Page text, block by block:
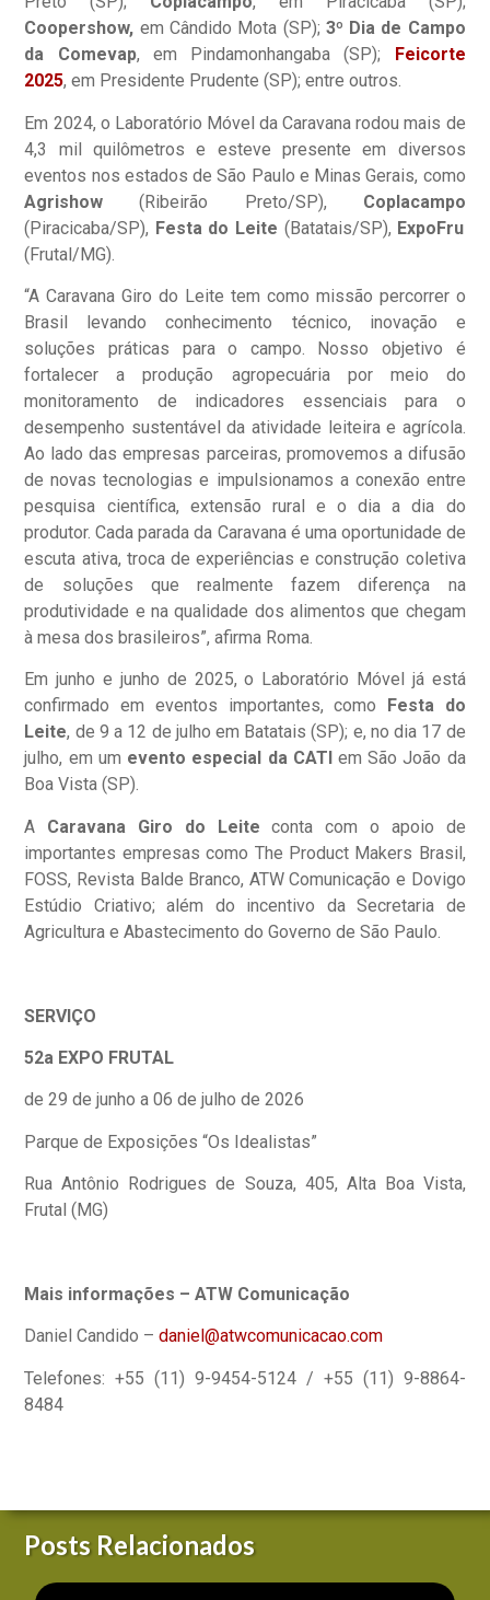
Coopershow, em Cândido Mota (SP); 3º Dia de Campo
da Comevap, em Pindamonhangaba (SP);
Feicorte
2025, em Presidente Prudente (SP); entre outros.
Em 2024, o Laboratório Móvel da Caravana rodou mais de
4,3 mil quilômetros e esteve presente em diversos
eventos nos estados de São Paulo e Minas Gerais, como
Agrishow (Ribeirão Preto/SP), Coplacampo
(Piracicaba/SP), Festa do Leite (Batatais/SP), ExpoFru
(Frutal/MG).
“A Caravana Giro do Leite tem como missão percorrer o
Brasil levando conhecimento técnico, inovação e
soluções práticas para o campo. Nosso objetivo é
fortalecer a produção agropecuária por meio do
monitoramento de indicadores essenciais para o
desempenho sustentável da atividade leiteira e agrícola.
Ao lado das empresas parceiras, promovemos a difusão
de novas tecnologias e impulsionamos a conexão entre
pesquisa científica, extensão rural e o dia a dia do
produtor. Cada parada da Caravana é uma oportunidade de
escuta ativa, troca de experiências e construção coletiva
de soluções que realmente fazem diferença na
produtividade e na qualidade dos alimentos que chegam
à mesa dos brasileiros”, afirma Roma.
Em junho e junho de 2025, o Laboratório Móvel já está
confirmado em eventos importantes, como
Festa do
Leite, de 9 a 12 de julho em Batatais (SP); e, no dia 17 de
julho, em um evento especial da CATI em São João da
Boa Vista (SP).
A Caravana Giro do Leiteconta com o apoio de
importantes empresas como The Product Makers Brasil,
FOSS, Revista Balde Branco, ATW Comunicação e Dovigo
Estúdio Criativo; além do incentivo da Secretaria de
Agricultura e Abastecimento do Governo de São Paulo.
SERVIÇO
52a EXPO FRUTAL
de 29 de junho a 06 de julho de 2026
Parque de Exposições “Os Idealistas”
Rua Antônio Rodrigues de Souza, 405, Alta Boa Vista,
Frutal (MG)
Mais informações – ATW Comunicação
Daniel Candido –daniel@atwcomunicacao.com
Telefones: +55 (11) 9-9454-5124 / +55 (11) 9-8864-
8484
Posts Relacionados